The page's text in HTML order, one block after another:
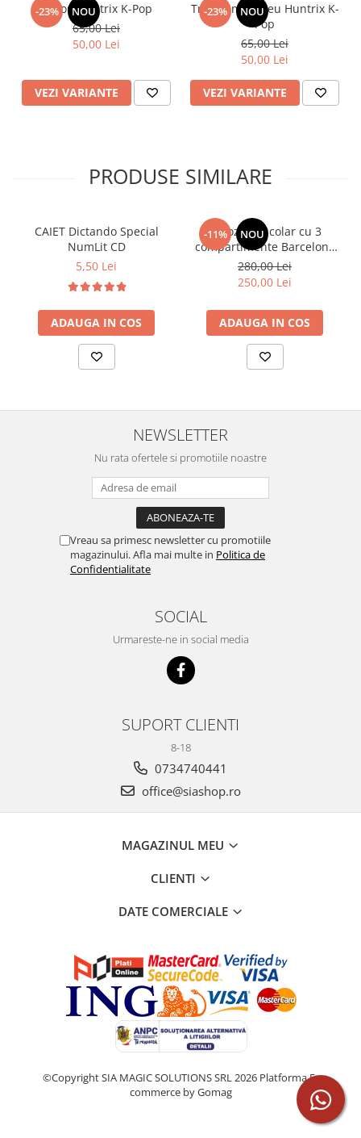
-23% NOU
Tricou Huntrix K-Pop
65,00 Lei
50,00 Lei
VEZI VARIANTE
-23% NOU
Tricou imprimeu Huntrix K-
Pop
65,00 Lei
50,00 Lei
VEZI VARIANTE
PRODUSE SIMILARE
CAIET Dictando Special
NumLit CD
5,50 Lei
ADAUGA IN COS
-11% NOU
Ghiozdan școlar cu 3
compartimente Barcelona
AB340 Astrabag
albastru/rosu
280,00 Lei
250,00 Lei
ADAUGA IN COS
NEWSLETTER
Nu rata ofertele si promotiile noastre
Vreau sa primesc newsletter cu promotiile
magazinului. Afla mai multe in Politica de
Confidentialitate
SOCIAL
Urmareste-ne in social media
SUPORT CLIENTI
8-18
0734740441
office@siashop.ro
MAGAZINUL MEU
CLIENTI
DATE COMERCIALE
©Copyright SIA MAGIC SOLUTIONS SRL 2026 Platforma E-
commerce by Gomag